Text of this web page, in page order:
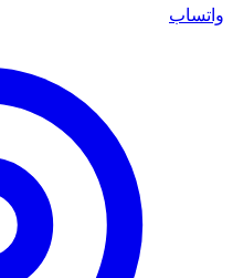
واتساب